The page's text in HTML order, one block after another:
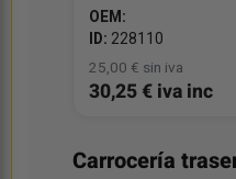
OEM:
ID: 228110
25,00 € sin iva
30,25 € iva inc
Carrocería